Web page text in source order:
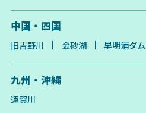
中国・四国
旧吉野川 金砂湖 早明浦ダム
九州・沖縄
遠賀川